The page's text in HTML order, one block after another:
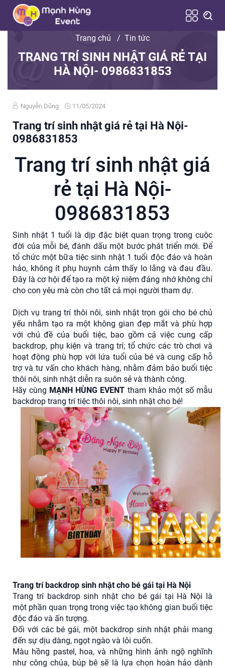
Trang chủ / Tin tức
TRANG TRÍ SINH NHẬT GIÁ RẺ TẠI
HÀ NỘI- 0986831853
Nguyễn Dũng 11/05/2024
Trang trí sinh nhật giá rẻ tại Hà Nội-
0986831853
Trang trí sinh nhật giá
rẻ tại Hà Nội-
0986831853
Sinh nhật 1 tuổi là dịp đặc biệt quan trọng trong cuộc
đời của mỗi bé, đánh dấu một bước phát triển mới. Để
tổ chức một bữa tiệc sinh nhật 1 tuổi độc đáo và hoàn
hảo, không ít phụ huynh cảm thấy lo lắng và đau đầu.
Đây là cơ hội để tạo ra một kỷ niệm đáng nhớ không chỉ
cho con yêu mà còn cho tất cả mọi người tham dự.
Dịch vụ trang trí thôi nôi, sinh nhật trọn gói cho bé chủ
yếu nhằm tạo ra một không gian đẹp mắt và phù hợp
với chủ đề của buổi tiệc, bao gồm cả việc cung cấp
backdrop, phụ kiện và trang trí; tổ chức các trò chơi và
hoạt động phù hợp với lứa tuổi của bé và cung cấp hỗ
trợ và tư vấn cho khách hàng, nhằm đảm bảo buổi tiệc
thôi nôi, sinh nhật diễn ra suôn sẻ và thành công.
Hãy cùng MẠNH HÙNG EVENT tham khảo một số mẫu
backdrop trang trí tiệc thôi nôi, sinh nhật cho bé!
Trang trí backdrop sinh nhật cho bé gái tại Hà Nội
Trang trí backdrop sinh nhật cho bé gái tại Hà Nội là
một phần quan trọng trong việc tạo không gian buổi tiệc
độc đáo và ấn tượng.
Đối với các bé gái, một backdrop sinh nhật phải mang
đến sự dịu dàng, ngọt ngào và lôi cuốn.
Màu hồng pastel, hoa, và những hình ảnh ngộ nghĩnh
như công chúa, búp bê sẽ là lựa chọn hoàn hảo dành